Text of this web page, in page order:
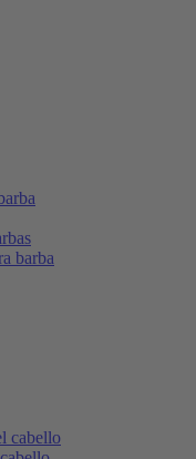
barba
cabello